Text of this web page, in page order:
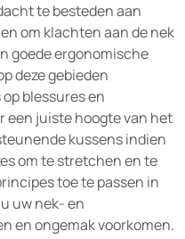
te besteden aan
om klachten aan de nek
goede ergonomische
deze gebieden
blessures en
een juiste hoogte van het
kussens indien
om te stretchen en te
toe te passen in
uw nek- en
en ongemak voorkomen.